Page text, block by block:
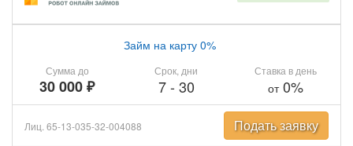
Сумма до
30 000 ₽
Займ на карту 0%
Срок, дни
7- 30
Ставка в день
от0%
Лиц. 65-13-035-32-004088 Подать заявку